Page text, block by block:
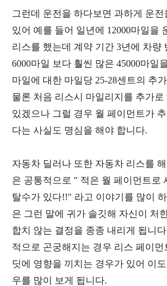
그런데 운전을 하다보면 과하게 운
있어 예를 들어 일년에 12000마일을
리스를 했는데 계약 기간 3년에 차량
6000마일 보다 훨씬 많은 45000마일
마일에 대한 마일당 25-28센트의 추
물론 처음 리스시 마일리지를 추가
있겠으나 그럴 경우 월 페이먼트가
다는 사실도 명심을 해야 합니다.
자동차 딜러나 또한 자동차 리스를
은 공통적으로 " 적은 월 페이먼트로
탈수가 있다!!" 라고 이야기를 많이
은 그런 말에 귀가 솔깃해 자신이 처
합치 않는 결정을 종종 내리게 됩니
적으로 곤궁해지는 경우 리스 페이먼
딧에 영향을 끼치는 경우가 있어 이
우를 많이 보게 됩니다.